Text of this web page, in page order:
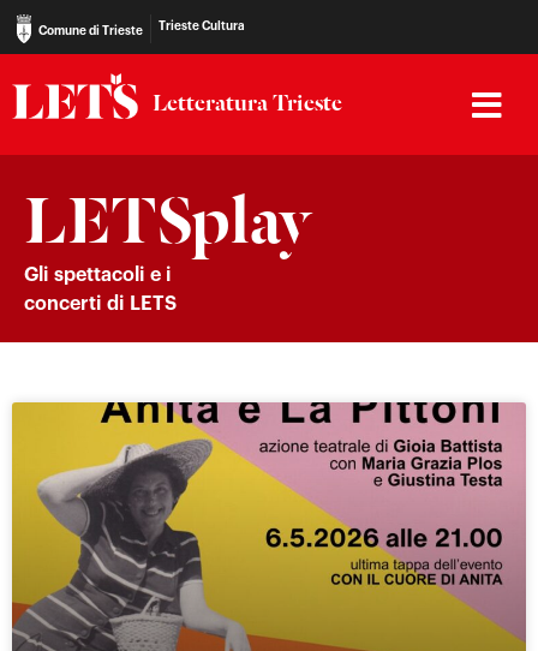
Comune di Trieste Trieste Cultura
Letteratura Trieste
LETSplay
Gli spettacoli e i
concerti di LETS